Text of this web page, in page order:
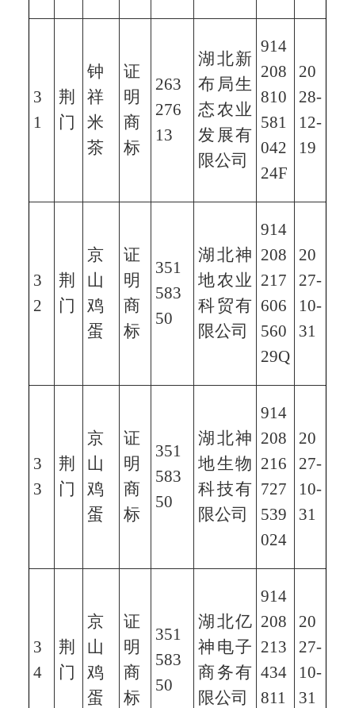
3
1
荆
门
钟
祥
米
茶
证
明
商
标
263
276
13
湖北新
布局生
态农业
发展有
限公司
914
208
810
581
042
24F
20
28-
12-
19
3
2
荆
门
京
山
鸡
蛋
证
明
商
标
351
583
50
湖北神
地农业
科贸有
限公司
914
208
217
606
560
29Q
20
27-
10-
31
3
3
荆
门
京
山
鸡
蛋
证
明
商
标
351
583
50
湖北神
地生物
科技有
限公司
914
208
216
727
539
024
20
27-
10-
31
3
4
荆
门
京
山
鸡
蛋
证
明
商
标
351
583
50
湖北亿
神电子
商务有
限公司
914
208
213
434
811
20
27-
10-
31